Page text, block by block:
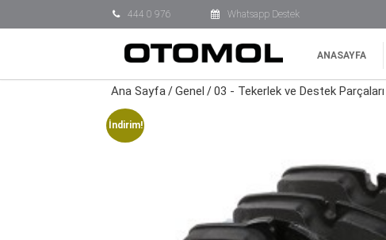
444 0 976 Whatsapp Destek
ANASAYFA
Ana Sayfa/Genel /03 - Tekerlek ve Destek Parçaları
İndirim!